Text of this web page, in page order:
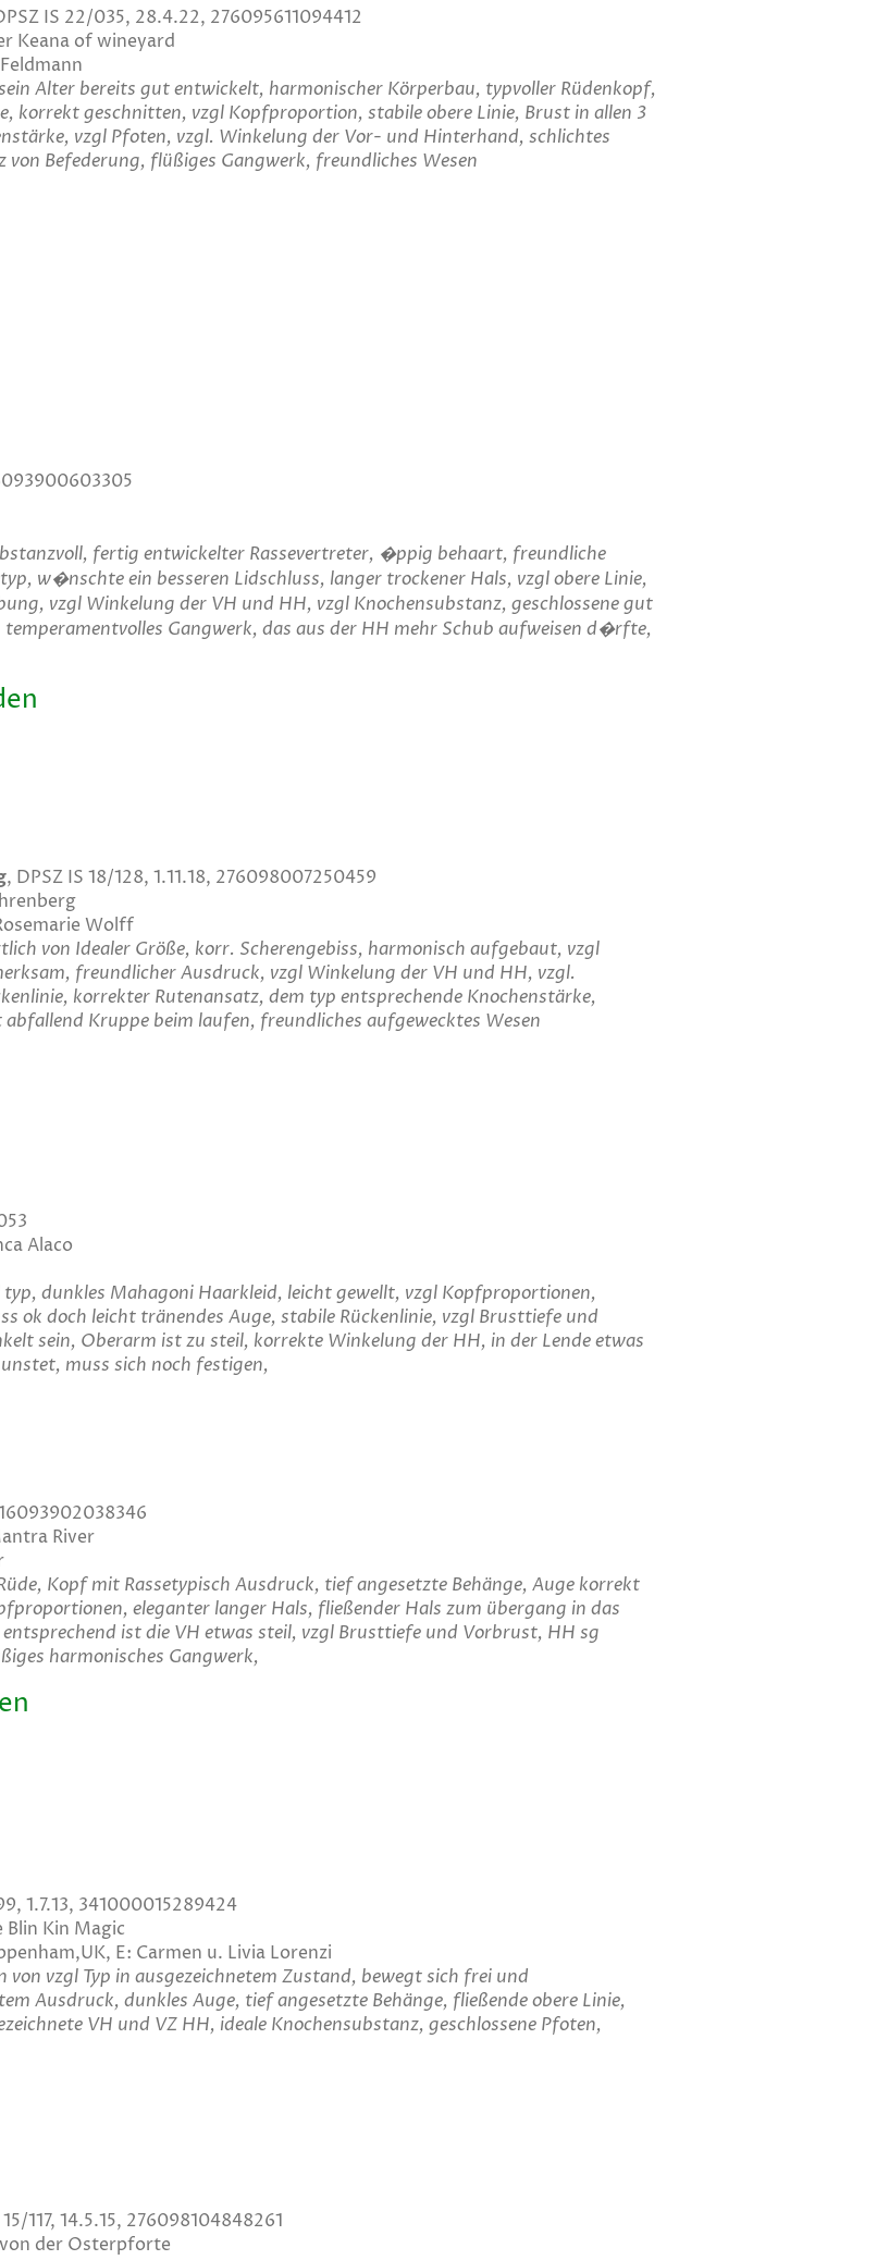
IS 22/035, 28.4.22, 276095611094412
Keana of wineyard
Alter bereits gut entwickelt, harmonischer Körperbau, typvoller Rüdenkopf,
korrekt geschnitten, vzgl Kopfproportion, stabile obere Linie, Brust in allen 3
vzgl Pfoten, vzgl. Winkelung der Vor- und Hinterhand, schlichtes
Befederung, flüßiges Gangwerk, freundliches Wesen
fertig entwickelter Rassevertreter, �ppig behaart, freundliche
w�nschte ein besseren Lidschluss, langer trockener Hals, vzgl obere Linie,
vzgl Winkelung der VH und HH, vzgl Knochensubstanz, geschlossene gut
Gangwerk, das aus der HH mehr Schub aufweisen d�rfte,
, DPSZ IS 18/128, 1.11.18, 276098007250459
Wolff
von Idealer Größe, korr. Scherengebiss, harmonisch aufgebaut, vzgl
freundlicher Ausdruck, vzgl Winkelung der VH und HH, vzgl.
korrekter Rutenansatz, dem typ entsprechende Knochenstärke,
Kruppe beim laufen, freundliches aufgewecktes Wesen
Alaco
dunkles Mahagoni Haarkleid, leicht gewellt, vzgl Kopfproportionen,
ok doch leicht tränendes Auge, stabile Rückenlinie, vzgl Brusttiefe und
sein, Oberarm ist zu steil, korrekte Winkelung der HH, in der Lende etwas
muss sich noch festigen,
River
Kopf mit Rassetypisch Ausdruck, tief angesetzte Behänge, Auge korrekt
eleganter langer Hals, fließender Hals zum übergang in das
ist die VH etwas steil, vzgl Brusttiefe und Vorbrust, HH sg
harmonisches Gangwerk,
1.7.13, 341000015289424
Blin Kin Magic
E: Carmen u. Livia Lorenzi
vzgl Typ in ausgezeichnetem Zustand, bewegt sich frei und
Ausdruck, dunkles Auge, tief angesetzte Behänge, fließende obere Linie,
VH und VZ HH, ideale Knochensubstanz, geschlossene Pfoten,
117, 14.5.15, 276098104848261
der Osterpforte